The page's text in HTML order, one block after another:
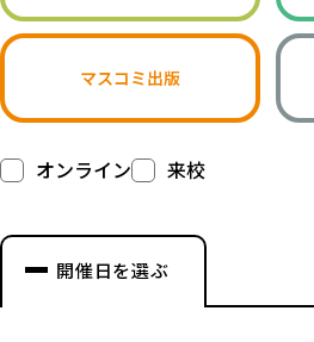
マスコミ出版
オンライン 来校
開催日を選ぶ